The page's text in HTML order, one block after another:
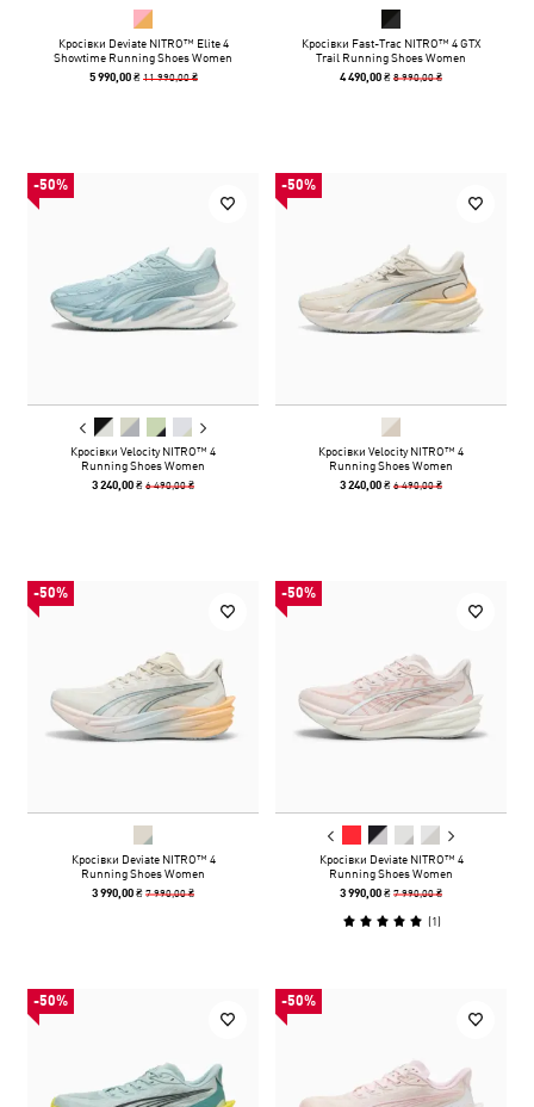
Кросівки Deviate NITRO™ Elite 4
Showtime Running Shoes Women
5 990,00 ₴ 11 990,00 ₴
Кросівки Fast-Trac NITRO™ 4 GTX
Trail Running Shoes Women
4 490,00 ₴8 990,00 ₴
-50%
Кросівки Velocity NITRO™ 4
Running Shoes Women
3 240,00 ₴6 490,00 ₴
-50%
Кросівки Velocity NITRO™ 4
Running Shoes Women
3 240,00 ₴6 490,00 ₴
-50%
Кросівки Deviate NITRO™ 4
Running Shoes Women
3 990,00 ₴7 990,00 ₴
-50%
Кросівки Deviate NITRO™ 4
Running Shoes Women
3 990,00 ₴7 990,00 ₴
(1)
-50% -50%